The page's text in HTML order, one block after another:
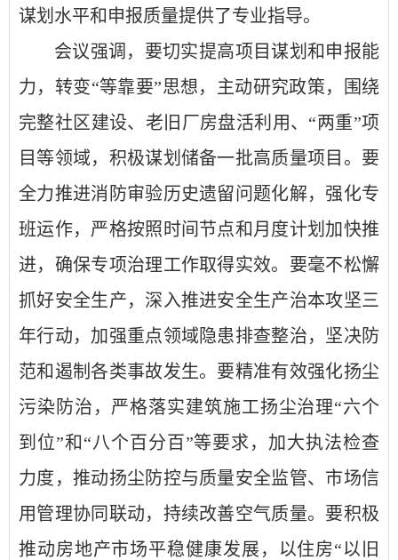
谋划水平和申报质量提供了专业指导。
会议强调，要切实提高项目谋划和申报能
力，转变“等靠要”思想，主动研究政策，围绕
完整社区建设、老旧厂房盘活利用、“两重”项
目等领域，积极谋划储备一批高质量项目。要
全力推进消防审验历史遗留问题化解，强化专
班运作，严格按照时间节点和月度计划加快推
进，确保专项治理工作取得实效。要毫不松懈
抓好安全生产，深入推进安全生产治本攻坚三
年行动，加强重点领域隐患排查整治，坚决防
范和遏制各类事故发生。要精准有效强化扬尘
污染防治，严格落实建筑施工扬尘治理“六个
到位”和“八个百分百”等要求，加大执法检查
力度，推动扬尘防控与质量安全监管、市场信
用管理协同联动，持续改善空气质量。要积极
推动房地产市场平稳健康发展，以住房“以旧